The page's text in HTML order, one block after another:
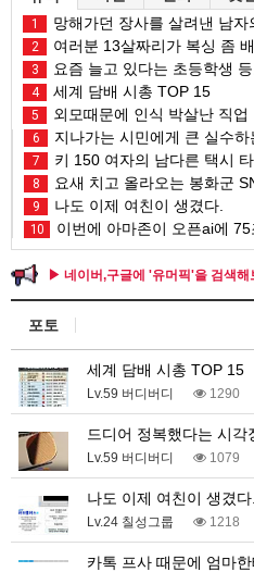
1 망해가던 장사를 살려낸 남자의
2 여러분 13살짜리가 복싱 좀 배
3 요즘 늘고 있다는 초등학생
4 세계 담배 시총 TOP 15
5 외모때문에 인식 박살난 직업
6 지나가는 시민에게 큰 실수
7 키 150 여자의 남다른 택시
8 요새 치고 올라오는 봉화군
9 나도 이제 여친이 생겼다.
10 이번에 아마존이 오픈ai에
▶ 네이버,구글에 '유머픽'을 검색해
포토
세계 담배 시총 TOP 15
Lv.59 버디버디 1290
드디어 정복했다는 시각
Lv.59 버디버디 1079
나도 이제 여친이 생겼다.
Lv.24 칠성그룹 1218
카톡 프사 때문에 엄마